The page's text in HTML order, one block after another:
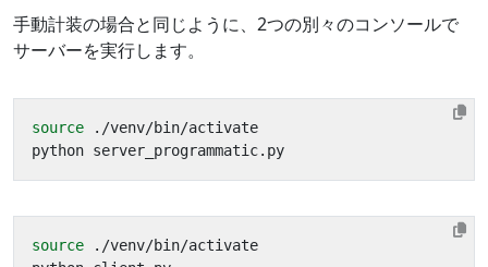
手動計装の場合と同じように、2つの別々のコンソールで
サーバーを実行します。
source
source